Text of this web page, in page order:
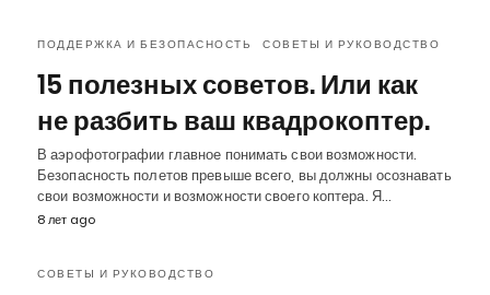
ПОДДЕРЖКА И БЕЗОПАСНОСТЬ СОВЕТЫ И РУКОВОДСТВО
15 полезных советов. Или как
не разбить ваш квадрокоптер.
В аэрофотографии главное понимать свои возможности.
Безопасность полетов превыше всего, вы должны осознавать
свои возможности и возможности своего коптера. Я…
8 лет ago
СОВЕТЫ И РУКОВОДСТВО